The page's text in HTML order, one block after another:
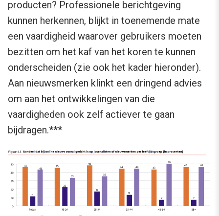
producten? Professionele berichtgeving
kunnen herkennen, blijkt in toenemende mate
een vaardigheid waarover gebruikers moeten
bezitten om het kaf van het koren te kunnen
onderscheiden (zie ook het kader hieronder).
Aan nieuwsmerken klinkt een dringend advies
om aan het ontwikkelingen van die
vaardigheden ook zelf actiever te gaan
bijdragen.***